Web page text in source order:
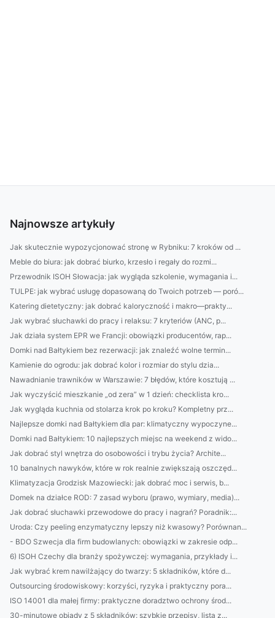
Najnowsze artykuły
Jak skutecznie wypozycjonować stronę w Rybniku: 7 kroków od ...
Meble do biura: jak dobrać biurko, krzesło i regały do rozmi...
Przewodnik ISOH Słowacja: jak wygląda szkolenie, wymagania i...
TULPE: jak wybrać usługę dopasowaną do Twoich potrzeb — poró...
Katering dietetyczny: jak dobrać kaloryczność i makro—prakty...
Jak wybrać słuchawki do pracy i relaksu: 7 kryteriów (ANC, p...
Jak działa system EPR we Francji: obowiązki producentów, rap...
Domki nad Bałtykiem bez rezerwacji: jak znaleźć wolne termin...
Kamienie do ogrodu: jak dobrać kolor i rozmiar do stylu dzia...
Nawadnianie trawników w Warszawie: 7 błędów, które kosztują ...
Jak wyczyścić mieszkanie „od zera” w 1 dzień: checklista kro...
Jak wygląda kuchnia od stolarza krok po kroku? Kompletny prz...
Najlepsze domki nad Bałtykiem dla par: klimatyczny wypoczyne...
Domki nad Bałtykiem: 10 najlepszych miejsc na weekend z wido...
Jak dobrać styl wnętrza do osobowości i trybu życia? Archite...
10 banalnych nawyków, które w rok realnie zwiększają oszczęd...
Klimatyzacja Grodzisk Mazowiecki: jak dobrać moc i serwis, b...
Domek na działce ROD: 7 zasad wyboru (prawo, wymiary, media)...
Jak dobrać słuchawki przewodowe do pracy i nagrań? Poradnik:...
Uroda: Czy peeling enzymatyczny lepszy niż kwasowy? Porównan...
- BDO Szwecja dla firm budowlanych: obowiązki w zakresie odp...
6) ISOH Czechy dla branży spożywczej: wymagania, przykłady i...
Jak wybrać krem nawilżający do twarzy: 5 składników, które d...
Outsourcing środowiskowy: korzyści, ryzyka i praktyczny pora...
ISO 14001 dla małej firmy: praktyczne doradztwo ochrony środ...
30-minutowe obiady z 5 składników: szybkie przepisy, lista z...